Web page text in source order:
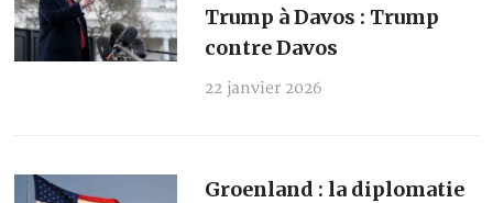
Trump à Davos : Trump
contre Davos
22 janvier 2026
Groenland : la diplomatie